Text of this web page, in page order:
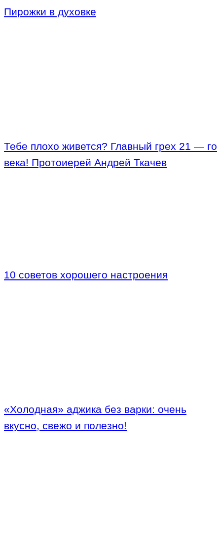
Пирожки в духовке
Тебе плохо живется? Главный грех 21 — го
века! Протоиерей Андрей Ткачев
10 советов хорошего настроения
«Холодная» аджика без варки: очень
вкусно, свежо и полезно!